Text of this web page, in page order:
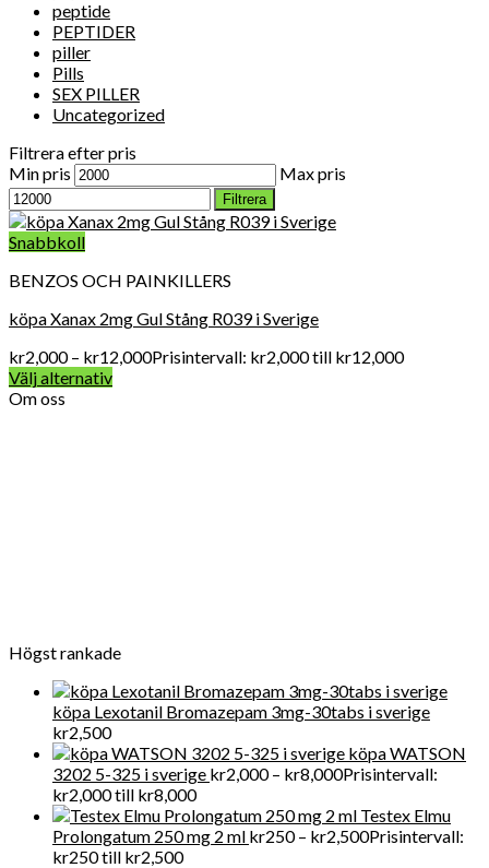
peptide
PEPTIDER
piller
Pills
SEX PILLER
Uncategorized
Filtrera efter pris
Min pris
Max pris
Filtrera
Snabbkoll
BENZOS OCH PAINKILLERS
köpa Xanax 2mg Gul Stång R039 i Sverige
kr2,000 – kr12,000Prisintervall: kr2,000 till kr12,000
Välj alternativ
Om oss
Högst rankade
köpa Lexotanil Bromazepam 3mg-30tabs i sverige
kr2,500
köpa WATSON
3202 5-325 i sverige kr2,000 – kr8,000Prisintervall:
kr2,000 till kr8,000
Testex Elmu
Prolongatum 250 mg 2 ml kr250 – kr2,500Prisintervall:
kr250 till kr2,500